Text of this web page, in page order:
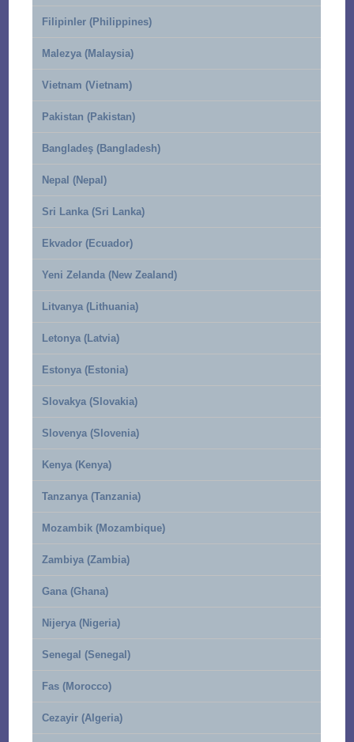
Filipinler (Philippines)
Malezya (Malaysia)
Vietnam (Vietnam)
Pakistan (Pakistan)
Bangladeş (Bangladesh)
Nepal (Nepal)
Sri Lanka (Sri Lanka)
Ekvador (Ecuador)
Yeni Zelanda (New Zealand)
Litvanya (Lithuania)
Letonya (Latvia)
Estonya (Estonia)
Slovakya (Slovakia)
Slovenya (Slovenia)
Kenya (Kenya)
Tanzanya (Tanzania)
Mozambik (Mozambique)
Zambiya (Zambia)
Gana (Ghana)
Nijerya (Nigeria)
Senegal (Senegal)
Fas (Morocco)
Cezayir (Algeria)